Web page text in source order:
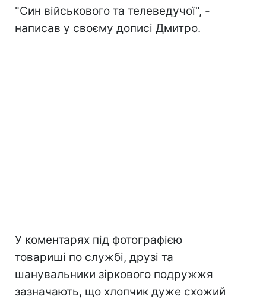
"Син військового та телеведучої", -
написав у своєму дописі Дмитро.
У коментарях під фотографією
товариші по службі, друзі та
шанувальники зіркового подружжя
зазначають, що хлопчик дуже схожий